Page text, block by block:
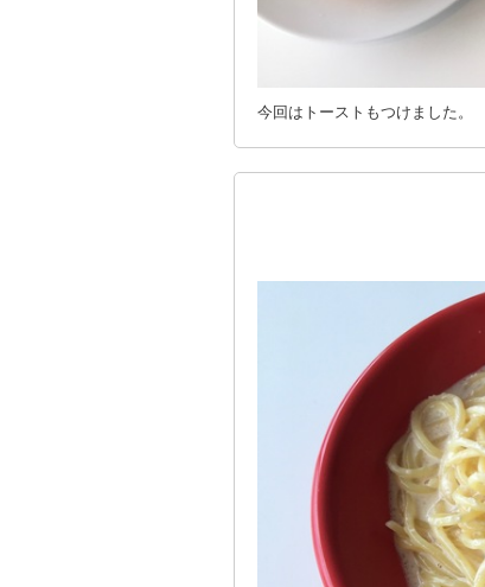
今回はトーストもつけました。